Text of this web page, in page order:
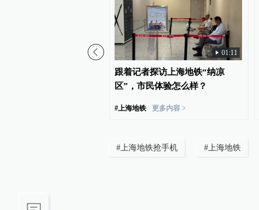
01:11
跟着记者探访上海地铁“纳凉
区”，市民体验怎么样？
#上海地铁 更多内容 >
#上海地铁抢手机 #上海地铁